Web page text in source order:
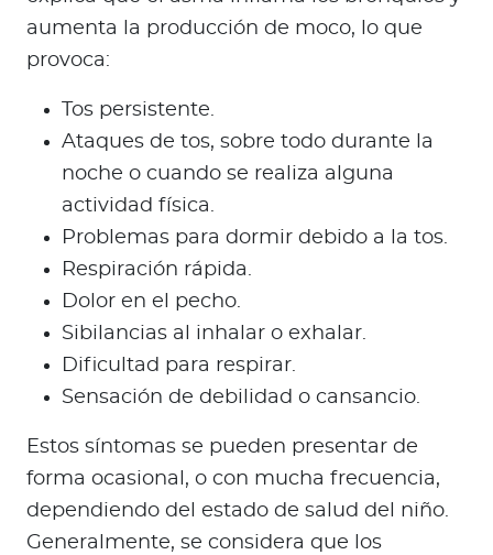
aumenta la producción de moco, lo que
provoca:
Tos persistente.
Ataques de tos, sobre todo durante la
noche o cuando se realiza alguna
actividad física.
Problemas para dormir debido a la tos.
Respiración rápida.
Dolor en el pecho.
Sibilancias al inhalar o exhalar.
Dificultad para respirar.
Sensación de debilidad o cansancio.
Estos síntomas se pueden presentar de
forma ocasional, o con mucha frecuencia,
dependiendo del estado de salud del niño.
Generalmente, se considera que los